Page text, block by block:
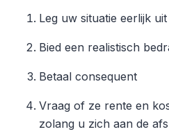
Leg uw situatie eerlijk uit
Bied een realistisch
Betaal consequent
Vraag of ze rente en
zolang u zich aan de